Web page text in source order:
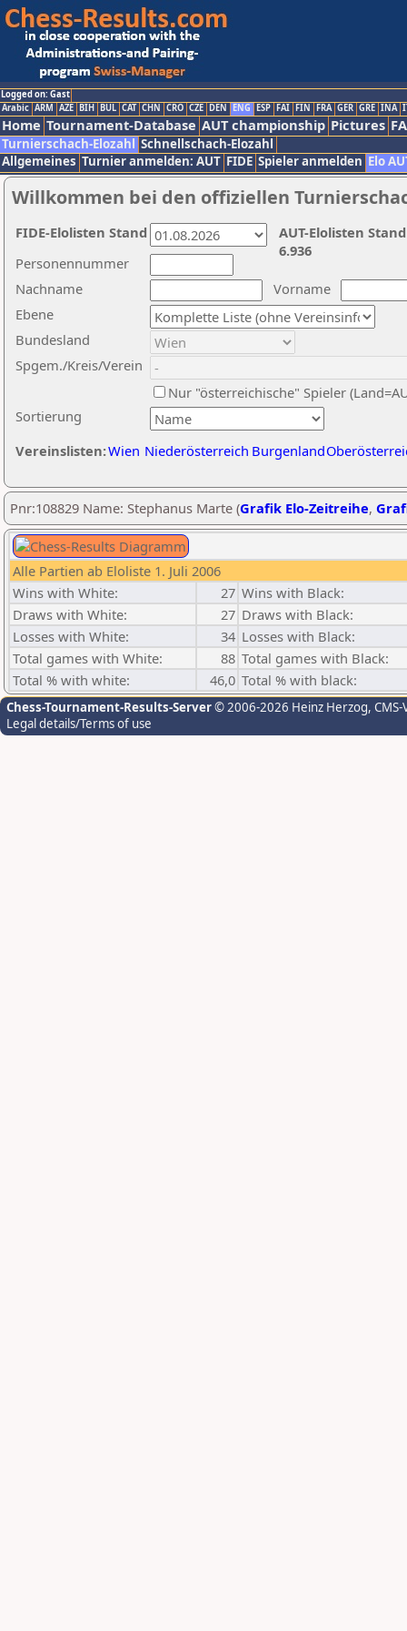
Logged on: Gast
Arabic ARM AZE BIH BUL CAT CHN CRO CZE DEN ENG ESP FAI FIN FRA GER GRE INA
Home Tournament-Database AUT championship Pictures
Turnierschach-Elozahl Schnellschach-Elozahl
Allgemeines Turnier anmelden: AUT FIDE Spieler anmelden Elo
Willkommen bei den offiziellen
Nachname
Vorname
Ebene
Sortierung
Personennummer
Bundesland
Spgem./Kreis/Verein
Nur "österreichische" Spieler
Vereinslisten:Wien Niederösterreich Burgenland
AUT-Elolisten
6.936
FIDE-Elolisten Stand
Pnr:108829 Name: Stephanus Marte (Grafik Elo-Zeitreihe,
Alle Partien ab Eloliste 1. Juli 2006
Wins with White:
27 Wins with Black:
Draws with White:
27 Draws with Black:
Losses with White:
34 Losses with Black:
Total games with White:
88 Total games with Black:
Total % with white:
46,0 Total % with black:
Chess-Tournament-Results-Server© 2006-2026 Heinz Herzog,
Legal details/Terms of use